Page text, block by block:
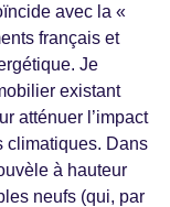
avec la «
français et
Je
existant
atténuer l’impact
climatiques. Dans
à hauteur
neufs (qui, par